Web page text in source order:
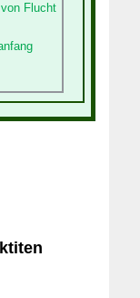
Flucht